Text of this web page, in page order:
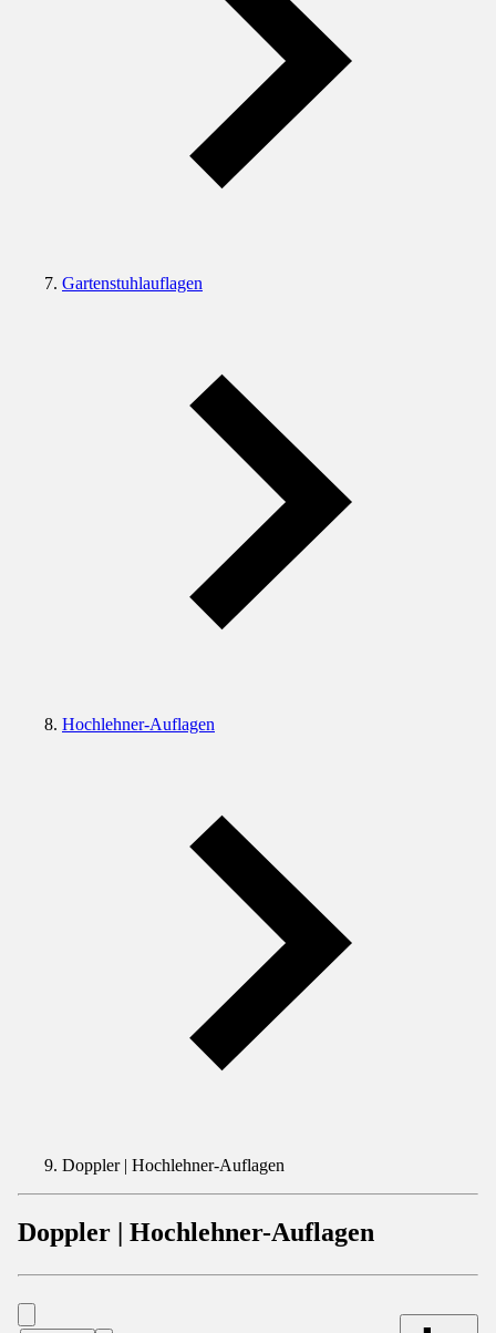
Gartenstuhlauflagen
Hochlehner-Auflagen
Doppler | Hochlehner-Auflagen
Doppler | Hochlehner-Auflagen